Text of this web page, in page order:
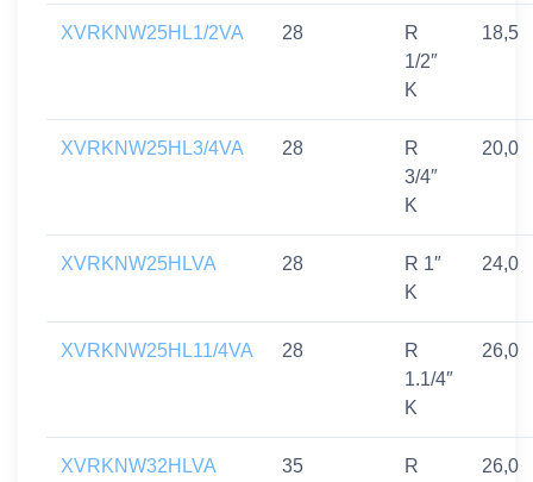
XVRKNW25HL1/2VA 28
R
1/2″
K
18,5
XVRKNW25HL3/4VA 28
R
3/4″
K
20,0
XVRKNW25HLVA 28
R 1″
K
24,0
XVRKNW25HL11/4VA 28
R
1.1/4″
K
26,0
XVRKNW32HLVA 35
R
26,0